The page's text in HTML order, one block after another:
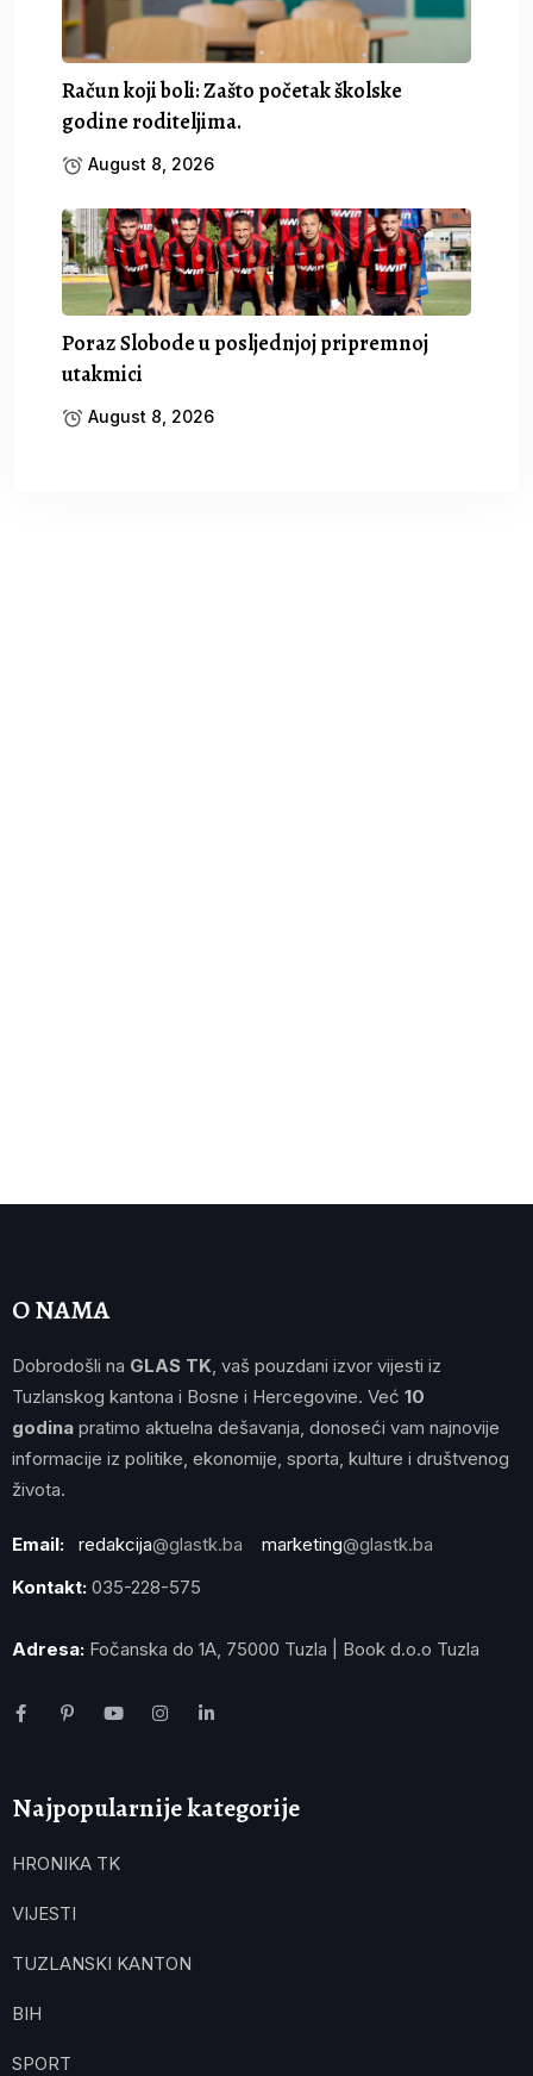
Račun koji boli: Zašto početak školske
godine roditeljima.
August 8, 2026
Poraz Slobode u posljednjoj pripremnoj
utakmici
August 8, 2026
O NAMA
Dobrodošli na GLAS TK , vaš pouzdani izvor vijesti iz
Tuzlanskog kantona i Bosne i Hercegovine. Već 10
godina pratimo aktuelna dešavanja, donoseći vam najnovije
informacije iz politike, ekonomije, sporta, kulture i društvenog
života.
Email: redakcija@glastk.ba marketing@glastk.ba
Kontakt: 035-228-575
Adresa: Fočanska do 1A, 75000 Tuzla | Book d.o.o Tuzla
Najpopularnije kategorije
HRONIKA TK
VIJESTI
TUZLANSKI KANTON
BIH
SPORT